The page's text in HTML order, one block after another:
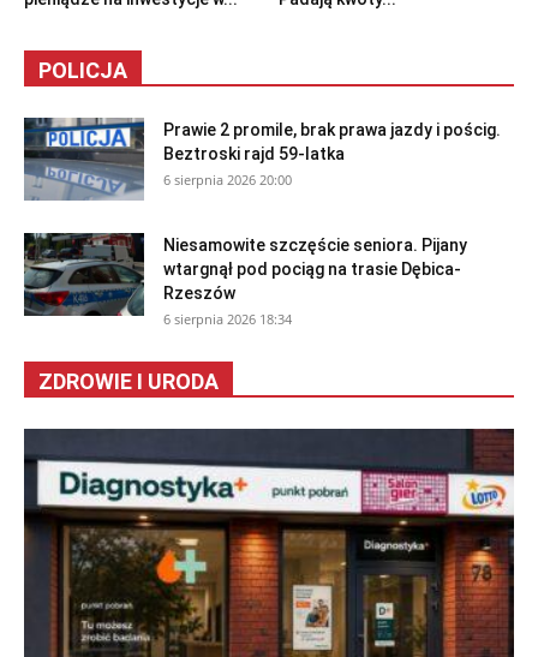
POLICJA
Prawie 2 promile, brak prawa jazdy i pościg.
Beztroski rajd 59-latka
6 sierpnia 2026 20:00
Niesamowite szczęście seniora. Pijany
wtargnął pod pociąg na trasie Dębica-
Rzeszów
6 sierpnia 2026 18:34
ZDROWIE I URODA